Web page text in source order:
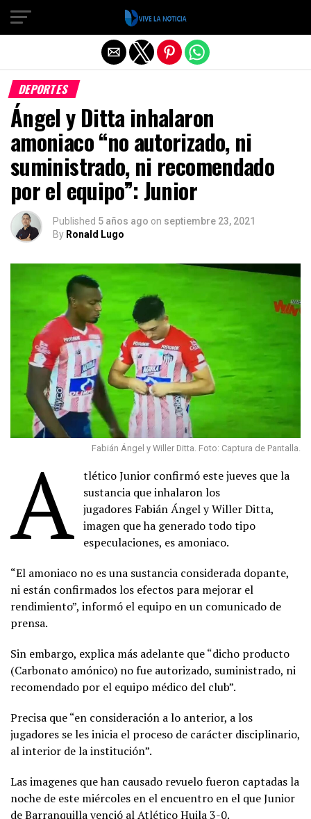
DEPORTES
Ángel y Ditta inhalaron
amoniaco “no autorizado, ni
suministrado, ni recomendado
por el equipo”: Junior
Published 5 años ago on septiembre 23, 2021
By Ronald Lugo
Fabián Ángel y Willer Ditta. Foto: Captura de Pantalla.
A
tlético Junior confirmó este jueves que la
sustancia que inhalaron los
jugadores Fabián Ángel y Willer Ditta,
imagen que ha generado todo tipo
especulaciones, es amoniaco.
“El amoniaco no es una sustancia considerada dopante,
ni están confirmados los efectos para mejorar el
rendimiento”, informó el equipo en un comunicado de
prensa.
Sin embargo, explica más adelante que “dicho producto
(Carbonato amónico) no fue autorizado, suministrado, ni
recomendado por el equipo médico del club”.
Precisa que “en consideración a lo anterior, a los
jugadores se les inicia el proceso de carácter disciplinario,
al interior de la institución”.
Las imagenes que han causado revuelo fueron captadas la
noche de este miércoles en el encuentro en el que Junior
de Barranquilla venció al Atlético Huila 3-0.
Salir de la versión móvil